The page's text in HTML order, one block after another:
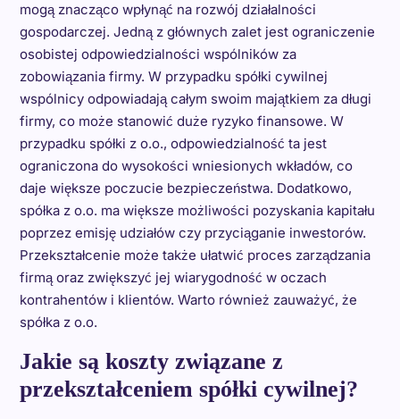
mogą znacząco wpłynąć na rozwój działalności
gospodarczej. Jedną z głównych zalet jest ograniczenie
osobistej odpowiedzialności wspólników za
zobowiązania firmy. W przypadku spółki cywilnej
wspólnicy odpowiadają całym swoim majątkiem za długi
firmy, co może stanowić duże ryzyko finansowe. W
przypadku spółki z o.o., odpowiedzialność ta jest
ograniczona do wysokości wniesionych wkładów, co
daje większe poczucie bezpieczeństwa. Dodatkowo,
spółka z o.o. ma większe możliwości pozyskania kapitału
poprzez emisję udziałów czy przyciąganie inwestorów.
Przekształcenie może także ułatwić proces zarządzania
firmą oraz zwiększyć jej wiarygodność w oczach
kontrahentów i klientów. Warto również zauważyć, że
spółka z o.o.
Jakie są koszty związane z
przekształceniem spółki cywilnej?